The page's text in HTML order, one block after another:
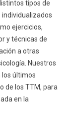
tipos de
ejercicios,
y técnicas de
a otras
Nuestros
últimos
de los TTM, para
en la